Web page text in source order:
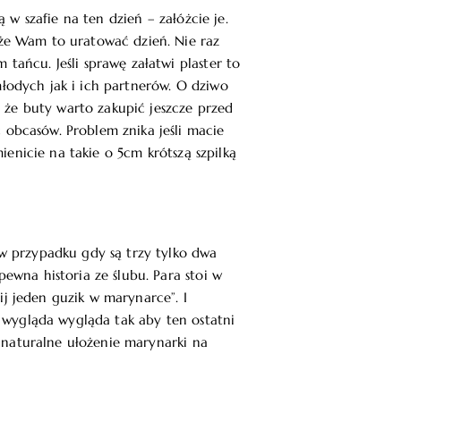
w szafie na ten dzień – załóżcie je.
Wam to uratować dzień. Nie raz
tańcu. Jeśli sprawę załatwi plaster to
jak i ich partnerów. O dziwo
buty warto zakupić jeszcze przed
Problem znika jeśli macie
na takie o 5cm krótszą szpilką
przypadku gdy są trzy tylko dwa
historia ze ślubu. Para stoi w
jeden guzik w marynarce”. I
wygląda wygląda tak aby ten ostatni
ułożenie marynarki na